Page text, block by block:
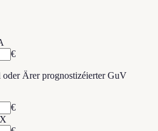
€
Ärer prognostizéierter GuV
€